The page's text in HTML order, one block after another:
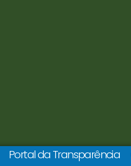
Portal da Transparência